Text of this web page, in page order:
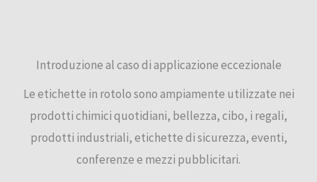
Introduzione al caso di applicazione eccezionale
Le etichette in rotolo sono ampiamente utilizzate nei
prodotti chimici quotidiani, bellezza, cibo, i regali,
prodotti industriali, etichette di sicurezza, eventi,
conferenze e mezzi pubblicitari.